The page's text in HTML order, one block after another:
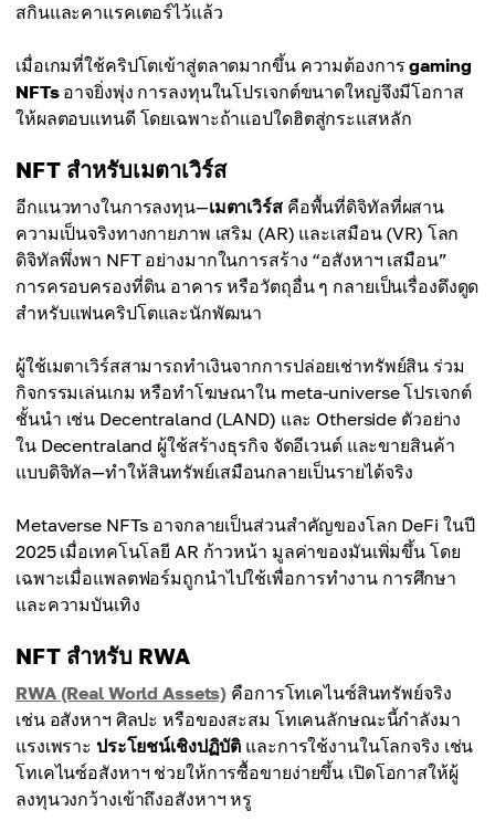
สกินและคาแรคเตอร์ไว้แล้ว
เมื่อเกมที่ใช้คริปโตเข้าสู่ตลาดมากขึ้น ความต้องการgaming
NFTsอาจยิ่งพุ่ง การลงทุนในโปรเจกต์ขนาดใหญ่จึงมีโอกาส
ให้ผลตอบแทนดี โดยเฉพาะถ้าแอปใดฮิตสู่กระแสหลัก
NFT สำหรับเมตาเวิร์ส
อีกแนวทางในการลงทุน—เมตาเวิร์สคือพื้นที่ดิจิทัลที่ผสาน
ความเป็นจริงทางกายภาพ เสริม (AR) และเสมือน (VR) โลก
ดิจิทัลพึ่งพา NFT อย่างมากในการสร้าง “อสังหาฯ เสมือน”
การครอบครองที่ดิน อาคาร หรือวัตถุอื่น ๆ กลายเป็นเรื่องดึงดูด
สำหรับแฟนคริปโตและนักพัฒนา
ผู้ใช้เมตาเวิร์สสามารถทำเงินจากการปล่อยเช่าทรัพย์สิน ร่วม
กิจกรรมเล่นเกม หรือทำโฆษณาใน meta-universe โปรเจกต์
ชั้นนำ เช่น Decentraland (LAND) และ Otherside ตัวอย่าง
ใน Decentraland ผู้ใช้สร้างธุรกิจ จัดอีเวนต์ และขายสินค้า
แบบดิจิทัล—ทำให้สินทรัพย์เสมือนกลายเป็นรายได้จริง
Metaverse NFTs อาจกลายเป็นส่วนสำคัญของโลก DeFi ในปี
2025 เมื่อเทคโนโลยี AR ก้าวหน้า มูลค่าของมันเพิ่มขึ้น โดย
เฉพาะเมื่อแพลตฟอร์มถูกนำไปใช้เพื่อการทำงาน การศึกษา
และความบันเทิง
NFT สำหรับ RWA
RWA (Real World Assets) คือการโทเคไนซ์สินทรัพย์จริง
เช่น อสังหาฯ ศิลปะ หรือของสะสม โทเคนลักษณะนี้กำลังมา
แรงเพราะ ประโยชน์เชิงปฏิบัติ และการใช้งานในโลกจริง เช่น
โทเคไนซ์อสังหาฯ ช่วยให้การซื้อขายง่ายขึ้น เปิดโอกาสให้ผู้
ลงทุนวงกว้างเข้าถึงอสังหาฯ หรู